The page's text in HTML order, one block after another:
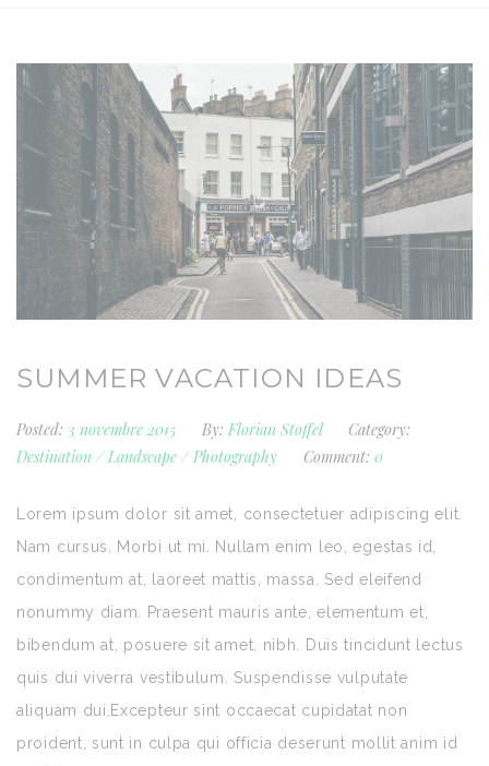
SUMMER VACATION IDEAS
Posted: 3 novembre 2015 By: Florian Stoffel
Category:
Destination /Landscape/Photography Comment: 0
Lorem ipsum dolor sit amet, consectetuer adipiscing elit.
Nam cursus. Morbi ut mi. Nullam enim leo, egestas id,
condimentum at, laoreet mattis, massa. Sed eleifend
nonummy diam. Praesent mauris ante, elementum et,
bibendum at, posuere sit amet, nibh. Duis tincidunt lectus
quis dui viverra vestibulum. Suspendisse vulputate
aliquam dui.Excepteur sint occaecat cupidatat non
proident, sunt in culpa qui officia deserunt mollit anim id